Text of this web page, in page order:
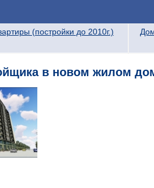
(постройки до 2010г.)
в новом жилом